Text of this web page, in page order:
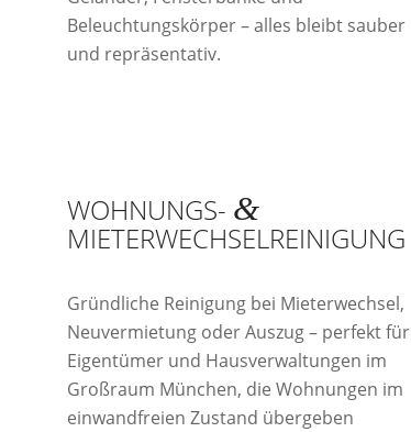
Beleuchtungskörper – alles bleibt sauber
und repräsentativ.
WOHNUNGS- &
MIETERWECHSELREINIGUNG
Gründliche Reinigung bei Mieterwechsel,
Neuvermietung oder Auszug – perfekt für
Eigentümer und Hausverwaltungen im
Großraum München, die Wohnungen im
einwandfreien Zustand übergeben